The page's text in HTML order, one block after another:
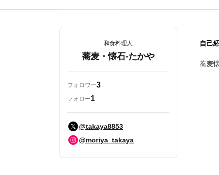
和食料理人
蕎麦・懐石-たかや
フォロワー3
フォロー1
@takaya8853
@moriya_takaya
自己
蕎麦